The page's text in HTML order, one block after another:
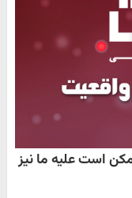
است علیه ما نیز